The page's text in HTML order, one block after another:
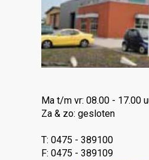
Ma t/m vr: 08.00 - 17.00
Za & zo: gesloten
T: 0475 - 389100
F: 0475 - 389109